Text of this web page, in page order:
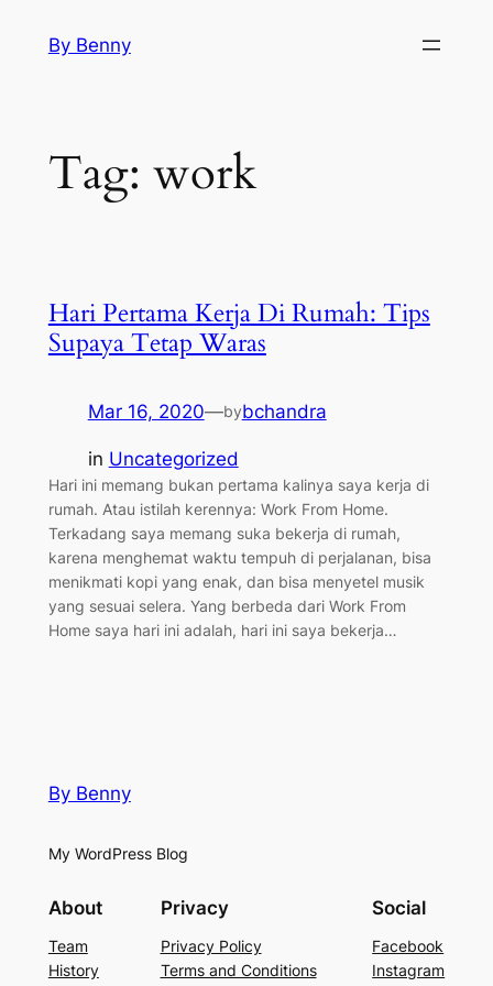
By Benny
Tag: work
Hari Pertama Kerja Di Rumah: Tips
Supaya Tetap Waras
Mar 16, 2020—bybchandra
in Uncategorized
Hari ini memang bukan pertama kalinya saya kerja di
rumah. Atau istilah kerennya: Work From Home.
Terkadang saya memang suka bekerja di rumah,
karena menghemat waktu tempuh di perjalanan, bisa
menikmati kopi yang enak, dan bisa menyetel musik
yang sesuai selera. Yang berbeda dari Work From
Home saya hari ini adalah, hari ini saya bekerja…
By Benny
My WordPress Blog
About
Team
History
Privacy
Privacy Policy
Terms and Conditions
Social
Facebook
Instagram